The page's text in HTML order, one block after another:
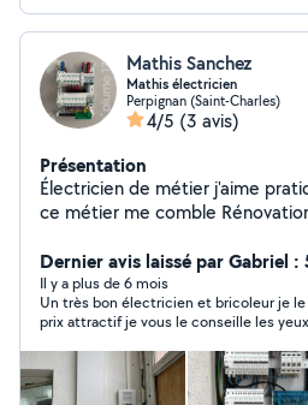
vous. N'HÉSITEZ PAS A
Mathis Sanchez
Mathis électricien
Perpignan (Saint-Charles)
4/5 (3 avis)
Présentation
Électricien de métier j'aime pratiquer Je suis
ce métier me comble
Meuble montage démontage Je peux aussi débarrasser,
nettoyer, faire un coup de propre au jardin
week end et le soir tout dépend
contactez moi !!
Dernier avis laissé par Gabriel :
Il y a plus de 6 mois
Un très bon électricien et bricoleur je
prix attractif je vous le conseille les